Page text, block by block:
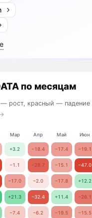
по месяцам
— рост, красный — падение
Мар Апр Май Июн
+3.2 −18.4 −17.4 −19.1
−1.1 −29.7 −15.1 −47.0
−17.0 −2.0 −17.8 +12.2
+21.3 −32.4 +11.4 −26.1
−7.4 −6.2 −19.5 −15.5